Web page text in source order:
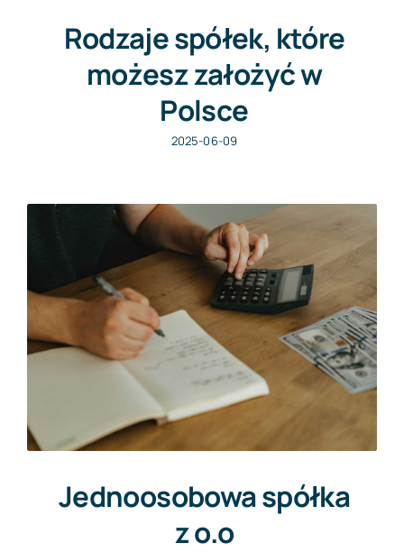
Rodzaje spółek, które
możesz założyć w
Polsce
2025-06-09
Jednoosobowa spółka
z o.o